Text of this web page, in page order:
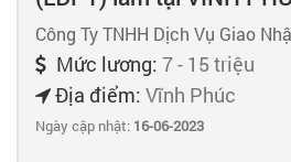
Công Ty TNHH Dịch Vụ Giao
Mức lương: 7 - 15 triệu
Địa điểm: Vĩnh Phúc
Ngày cập nhật: 16-06-2023